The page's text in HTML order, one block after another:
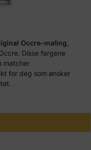
Occre-maling
Disse fargene
matcher
for deg som ønsker